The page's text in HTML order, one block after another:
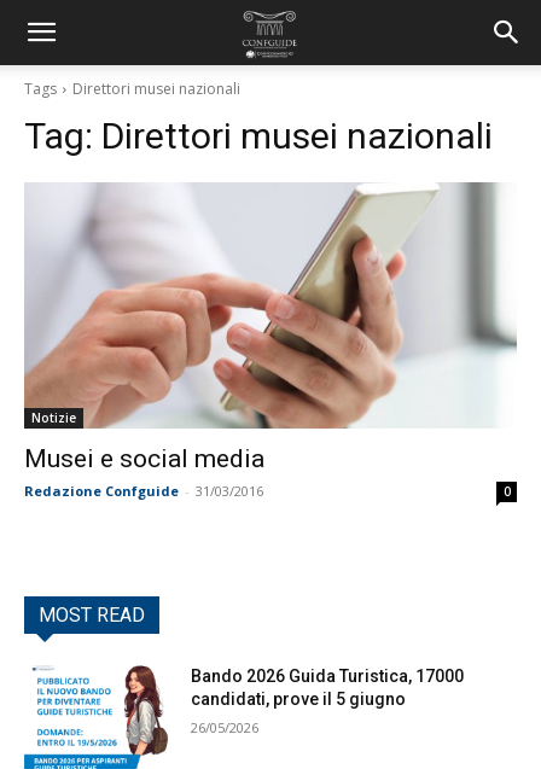
Tags Direttori musei nazionali
Tag: Direttori musei nazionali
Notizie
Musei e social media
Redazione Confguide - 31/03/2016 0
MOST READ
Bando 2026 Guida Turistica, 17000
candidati, prove il 5 giugno
26/05/2026